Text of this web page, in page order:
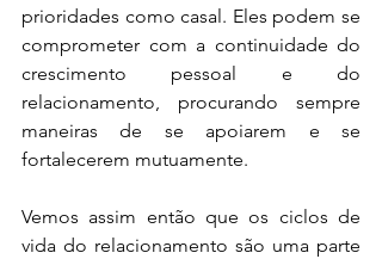
prioridades como casal. Eles podem se
comprometer com a continuidade do
crescimento pessoal e do
relacionamento, procurando sempre
maneiras de se apoiarem e se
fortalecerem mutuamente.
Vemos assim então que os ciclos de
vida do relacionamento são uma parte